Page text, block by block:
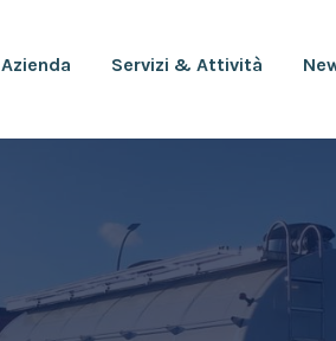
Azienda Servizi & Attività